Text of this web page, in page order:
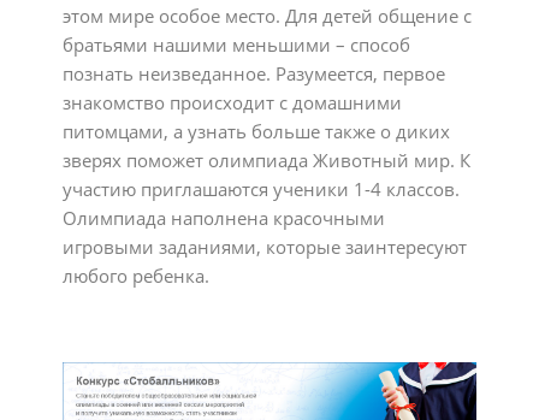
этом мире особое место. Для детей общение с
братьями нашими меньшими – способ
познать неизведанное. Разумеется, первое
знакомство происходит с домашними
питомцами, а узнать больше также о диких
зверях поможет олимпиада Животный мир. К
участию приглашаются ученики 1-4 классов.
Олимпиада наполнена красочными
игровыми заданиями, которые заинтересуют
любого ребенка.